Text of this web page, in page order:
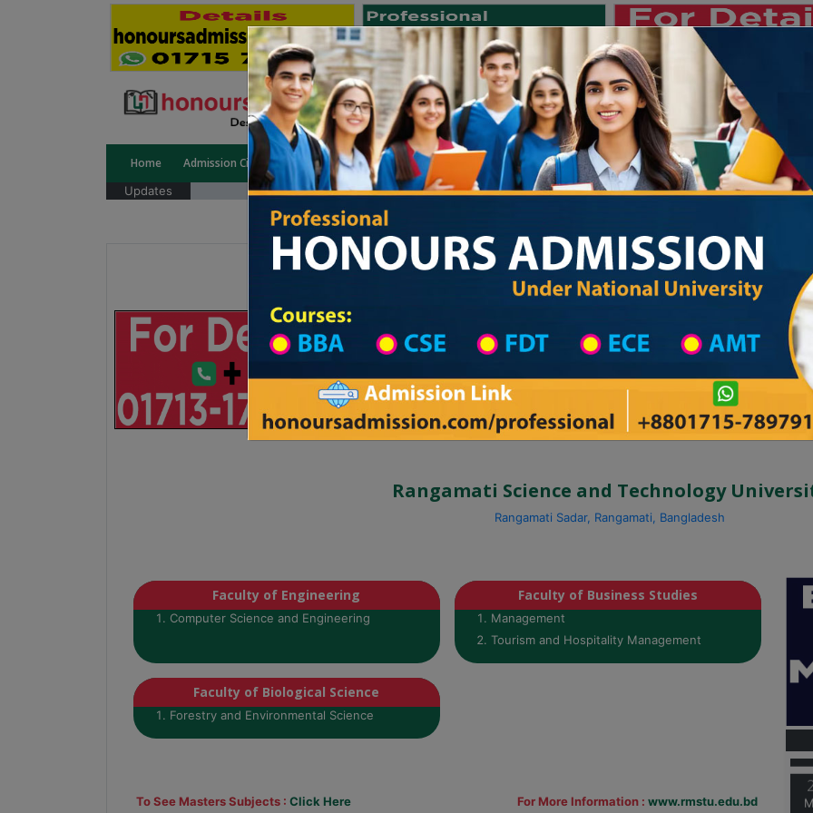
Home Admission Circular Public University Private University International University University College
Updates জাতীয় বিশ্ববিদ্যালয় ২০২৫-২৬ শিক্ষাবর্ষের ১ম
Private University Admission
Rangamati Science and Technology
Rangamati Sadar, Rangamati, Bangladesh
Faculty of Engineering
Computer Science and Engineering
Faculty of Business Studies
Management
Tourism and Hospitality Management
Faculty of Biological Science
Forestry and Environmental Science
To See Masters Subjects : Click Here For More Information :www.rmstu.edu.bd